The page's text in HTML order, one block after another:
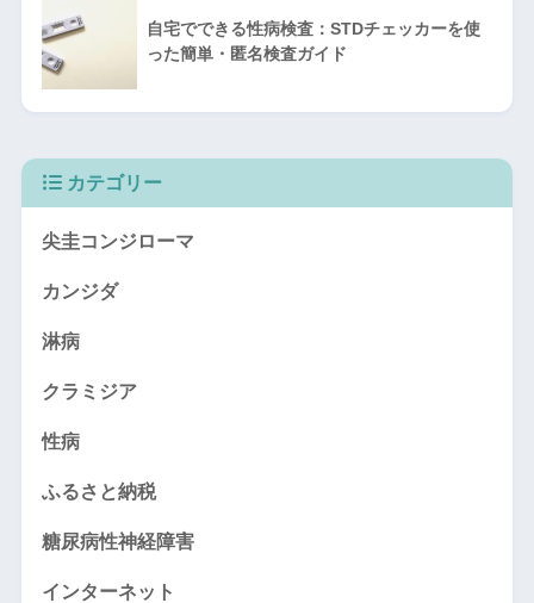
自宅でできる性病検査：STDチェッカーを使
った簡単・匿名検査ガイド
カテゴリー
尖圭コンジローマ
カンジダ
淋病
クラミジア
性病
ふるさと納税
糖尿病性神経障害
インターネット